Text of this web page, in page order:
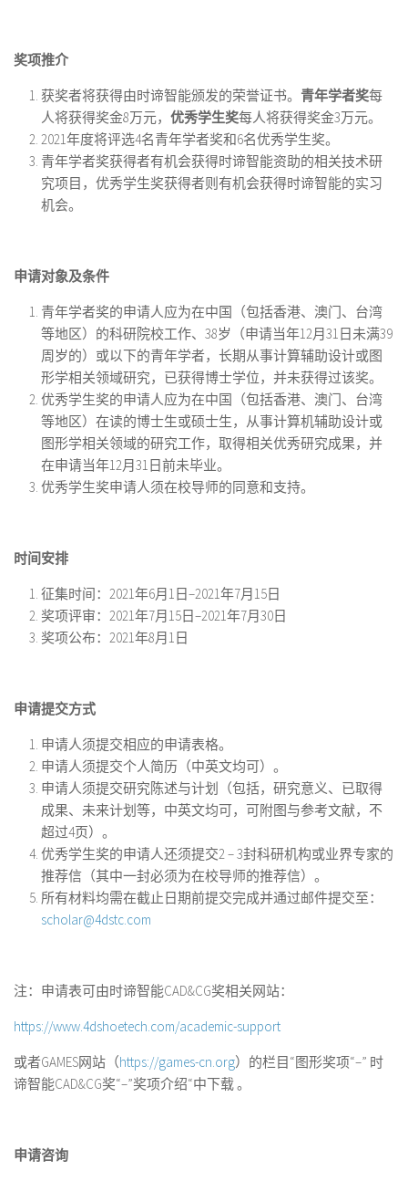
奖项推介
获奖者将获得由时谛智能颁发的荣誉证书。 青年学者奖每
人将获得奖金8万元， 优秀学生奖每人将获得奖金3万元。
2021年度将评选4名青年学者奖和6名优秀学生奖。
青年学者奖获得者有机会获得时谛智能资助的相关技术研
究项目，优秀学生奖获得者则有机会获得时谛智能的实习
机会。
申请对象及条件
青年学者奖的申请人应为在中国（包括香港、澳门、台湾
等地区）的科研院校工作、38岁（申请当年12月31日未满39
周岁的）或以下的青年学者，长期从事计算辅助设计或图
形学相关领域研究，已获得博士学位，并未获得过该奖。
优秀学生奖的申请人应为在中国（包括香港、澳门、台湾
等地区）在读的博士生或硕士生，从事计算机辅助设计或
图形学相关领域的研究工作，取得相关优秀研究成果，并
在申请当年12月31日前未毕业。
优秀学生奖申请人须在校导师的同意和支持。
时间安排
征集时间：2021年6月1日–2021年7月15日
奖项评审：2021年7月15日–2021年7月30日
奖项公布：2021年8月1日
申请提交方式
申请人须提交相应的申请表格。
申请人须提交个人简历（中英文均可）。
申请人须提交研究陈述与计划（包括，研究意义、已取得
成果、未来计划等，中英文均可，可附图与参考文献，不
超过4页）。
优秀学生奖的申请人还须提交2 – 3封科研机构或业界专家的
推荐信（其中一封必须为在校导师的推荐信）。
所有材料均需在截止日期前提交完成并通过邮件提交至：
scholar@4dstc.com
注：申请表可由时谛智能CAD&CG奖相关网站：
https://www.4dshoetech.com/academic-support
或者GAMES网站（https://games-cn.org）的栏目“图形奖项“–” 时
谛智能CAD&CG奖“–”奖项介绍“中下载 。
申请咨询